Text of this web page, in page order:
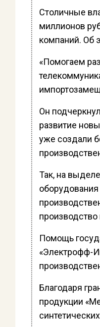
Столичные
миллионов
компаний. Об
«Помогаем
Он
развитие
уже создали
Так, на
Помощь
«Электрофф-
Благодаря
продукции